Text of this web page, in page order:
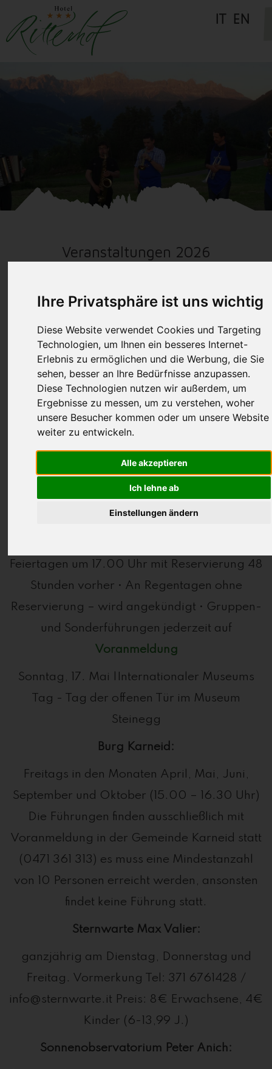
Ihre Privatsphäre ist uns wichtig
Diese Website verwendet Cookies und Targeting
Technologien, um Ihnen ein besseres Internet-
Erlebnis zu ermöglichen und die Werbung, die Sie
sehen, besser an Ihre Bedürfnisse anzupassen.
Diese Technologien nutzen wir außerdem, um
Ergebnisse zu messen, um zu verstehen, woher
unsere Besucher kommen oder um unsere Website
weiter zu entwickeln.
Alle akzeptieren
Ich lehne ab
Einstellungen ändern
EN
Veranstaltungen 2026
Was ist los in unserer Umgebung...
Museum Steinegg:
Geöffnet vom Palmsonntag 29. März 2026
bis Ende Oktober, Tel. 0471 619560 /
info@sternendorf.it • Von Dienstag bis Freitag
um 10.10 und 11.10 Uhr mit Reservierung
innerhalb 12 Uhr am Vortag • An Samstagen
und Sonntagen um 17.00 Uhr mit
Feiertagen um 17.00 Uhr mit Reservierung 48
Stunden vorher • An Regentagen ohne
Reservierung – wird angekündigt • Gruppen-
und Sonderführungen jederzeit auf
Voranmeldung
Sonntag, 17. Mai |Internationaler Museums
Tag - Tag der offenen Tür im Museum
Steinegg
Burg Karneid:
Freitags in den Monaten April, Mai, Juni,
September und Oktober (15.00 – 16.30 Uhr)
Die Führungen finden ausschließlich mit
Voranmeldung in der Gemeinde Karneid statt
(0471 361 313) es muss eine Mindestanzahl
von 10 Personen erreicht werden, ansonsten
findet keine Führung statt.
Sternwarte Max Valier:
ganzjährig am Dienstag, Donnerstag und
Freitag. Vormerkung Tel: 371 6761428 /
info@sternwarte.it Preis: 8€ Erwachsene, 4€
Kinder (6-13,99 J.)
Sonnenobservatorium Peter Anich: